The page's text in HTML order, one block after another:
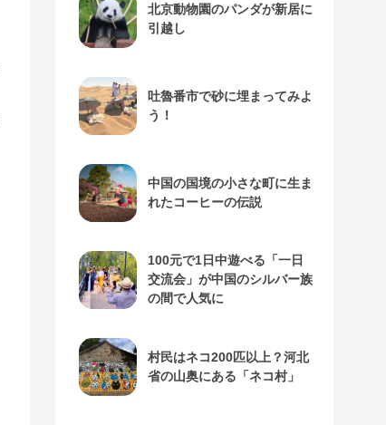
北京動物園のパンダが新居に
引越し
吐魯番市で砂に埋まってみよ
う！
中国の国境の小さな町に生ま
れたコーヒーの伝説
100元で1日中遊べる「一日
交流会」が中国のシルバー族
の間で人気に
村民はネコ200匹以上？河北
省の山奥にある「ネコ村」